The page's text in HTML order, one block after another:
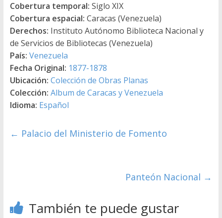
Cobertura temporal: Siglo XIX
Cobertura espacial: Caracas (Venezuela)
Derechos: Instituto Autónomo Biblioteca Nacional y
de Servicios de Bibliotecas (Venezuela)
País: Venezuela
Fecha Original: 1877-1878
Ubicación: Colección de Obras Planas
Colección: Album de Caracas y Venezuela
Idioma: Español
← Palacio del Ministerio de Fomento
Panteón Nacional →
También te puede gustar